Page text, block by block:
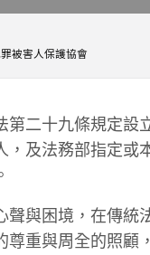
被害人保護協會
第二十九條規定設
，及法務部指定或
聲與困境，在傳
尊重與周全的照顧